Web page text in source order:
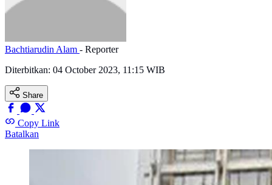
Bachtiarudin Alam - Reporter
Diterbitkan: 04 October 2023, 11:15 WIB
Share
Copy Link
Batalkan